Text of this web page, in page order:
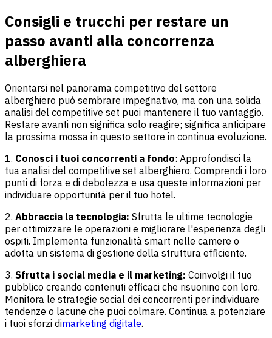
Consigli e trucchi per restare un
passo avanti alla concorrenza
alberghiera
Orientarsi nel panorama competitivo del settore
alberghiero può sembrare impegnativo, ma con una solida
analisi del competitive set puoi mantenere il tuo vantaggio.
Restare avanti non significa solo reagire; significa anticipare
la prossima mossa in questo settore in continua evoluzione.
1. Conosci i tuoi concorrenti a fondo: Approfondisci la
tua analisi del competitive set alberghiero. Comprendi i loro
punti di forza e di debolezza e usa queste informazioni per
individuare opportunità per il tuo hotel.
2. Abbraccia la tecnologia: Sfrutta le ultime tecnologie
per ottimizzare le operazioni e migliorare l'esperienza degli
ospiti. Implementa funzionalità smart nelle camere o
adotta un sistema di gestione della struttura efficiente.
3. Sfrutta i social media e il marketing: Coinvolgi il tuo
pubblico creando contenuti efficaci che risuonino con loro.
Monitora le strategie social dei concorrenti per individuare
tendenze o lacune che puoi colmare. Continua a potenziare
i tuoi sforzi dimarketing digitale.